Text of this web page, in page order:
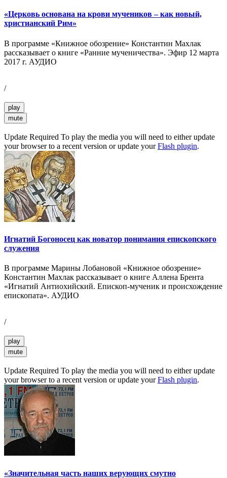
«Церковь основана на крови мучеников – как новый,
христианский Рим»
В программе «Книжное обозрение» Константин Махлак
рассказывает о книге «Ранние мученичества». Эфир 12 марта
2017 г. АУДИО
/
play
mute
Update Required To play the media you will need to either update
your browser to a recent version or update yourFlash plugin.
Игнатий Богоносец как новатор понимания епископского
служения
В программе Марины Лобановой «Книжное обозрение»
Константин Махлак рассказывает о книге Аллена Брента
«Игнатий Антиохийский. Епископ-мученик и происхождение
епископата». АУДИО
/
play
mute
Update Required To play the media you will need to either update
your browser to a recent version or update yourFlash plugin.
«Значительная часть наших верующих смутно